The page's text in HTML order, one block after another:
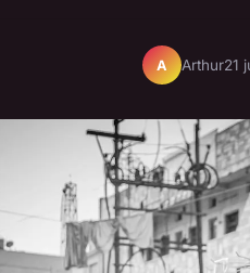
A Arthur21